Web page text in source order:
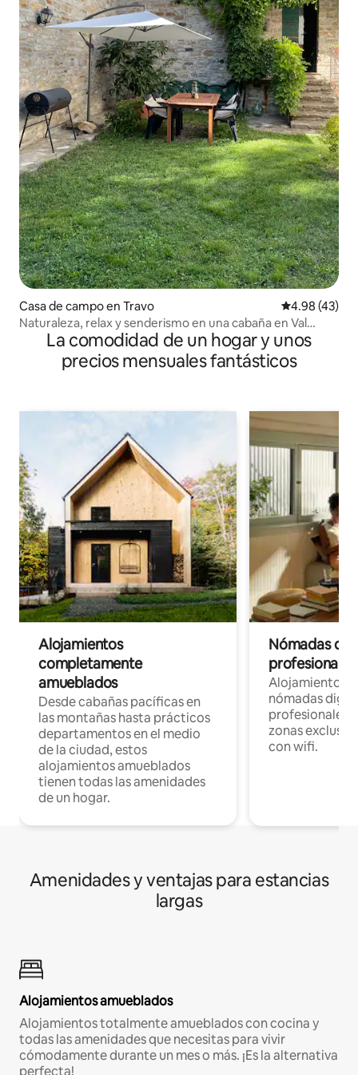
Casa de campo en Travo Calificación
4.98 (43)
Naturaleza, relax y senderismo en una cabaña en Val
TrebbiaLa comodidad de un hogar y unos
precios mensuales fantásticos
Alojamientos
completamente
amueblados
Desde cabañas pacíficas en
las montañas hasta prácticos
departamentos en el medio
de la ciudad, estos
alojamientos amueblados
tienen todas las amenidades
de un hogar.
Nómadas
Alojamientos
nómadas
profesionales
zonas
con wifi.
Amenidades y ventajas para estancias
largas
Alojamientos amueblados
Alojamientos totalmente amueblados con cocina y
todas las amenidades que necesitas para vivir
cómodamente durante un mes o más. ¡Es la alternativa